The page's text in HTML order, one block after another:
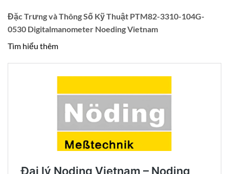
Đặc Trưng và Thông Số Kỹ Thuật PTM82-3310-104G-
0530 Digitalmanometer Noeding Vietnam
Tìm hiểu thêm